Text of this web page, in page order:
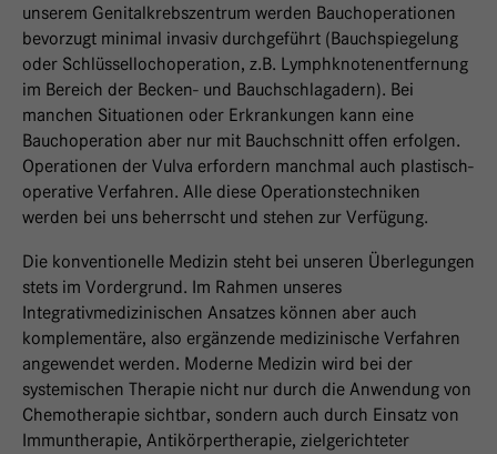
unserem Genitalkrebszentrum werden Bauchoperationen
bevorzugt minimal invasiv durchgeführt (Bauchspiegelung
oder Schlüssellochoperation, z.B. Lymphknotenentfernung
im Bereich der Becken- und Bauchschlagadern). Bei
manchen Situationen oder Erkrankungen kann eine
Bauchoperation aber nur mit Bauchschnitt offen erfolgen.
Operationen der Vulva erfordern manchmal auch plastisch-
operative Verfahren. Alle diese Operationstechniken
werden bei uns beherrscht und stehen zur Verfügung.
Die konventionelle Medizin steht bei unseren Überlegungen
stets im Vordergrund. Im Rahmen unseres
Integrativmedizinischen Ansatzes können aber auch
komplementäre, also ergänzende medizinische Verfahren
angewendet werden. Moderne Medizin wird bei der
systemischen Therapie nicht nur durch die Anwendung von
Chemotherapie sichtbar, sondern auch durch Einsatz von
Immuntherapie, Antikörpertherapie, zielgerichteter